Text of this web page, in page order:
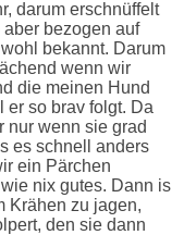
darum erschnüffelt
bezogen auf
bekannt. Darum
wenn wir
die meinen Hund
er so brav folgt. Da
nur wenn sie grad
es schnell anders
ein Pärchen
nix gutes. Dann is
Krähen zu jagen,
den sie dann